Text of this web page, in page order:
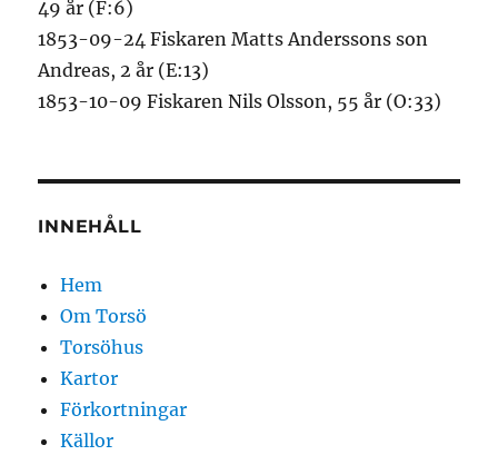
49 år (F:6)
1853-09-24 Fiskaren Matts Anderssons son
Andreas, 2 år (E:13)
1853-10-09 Fiskaren Nils Olsson, 55 år (O:33)
INNEHÅLL
Hem
Om Torsö
Torsöhus
Kartor
Förkortningar
Källor